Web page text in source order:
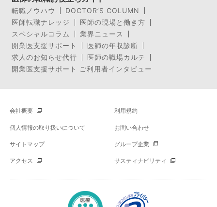
転職ノウハウ
DOCTOR’S COLUMN
医師転職ナレッジ
医師の現場と働き方
スペシャルコラム
業界ニュース
開業医支援サポート
医師の年収診断
求人のお知らせ代行
医師の職場カルテ
開業医支援サポート ご利用者インタビュー
会社概要 利用規約
個人情報の取り扱いについて お問い合わせ
サイトマップ グループ企業
アクセス サスティナビリティ